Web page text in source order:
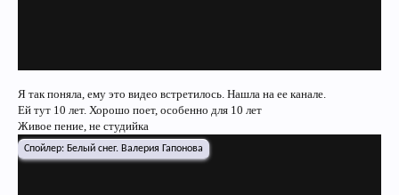
Я так поняла, ему это видео встретилось. Нашла на ее канале.
Ей тут 10 лет. Хорошо поет, особенно для 10 лет
Живое пение, не студийка
Спойлер: Белый снег. Валерия Гапонова